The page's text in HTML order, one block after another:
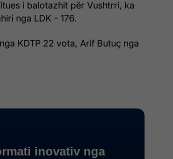
i balotazhit për Vushtrri, ka
nga LDK - 176.
KDTP 22 vota, Arif Butuç nga